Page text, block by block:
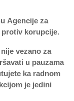
Agencije za
korupcije.
vezano za